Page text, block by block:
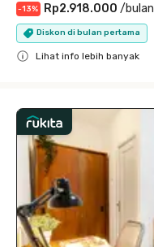
-13% Rp2.918.000 /bulan
Diskon di bulan pertama
Lihat info lebih banyak